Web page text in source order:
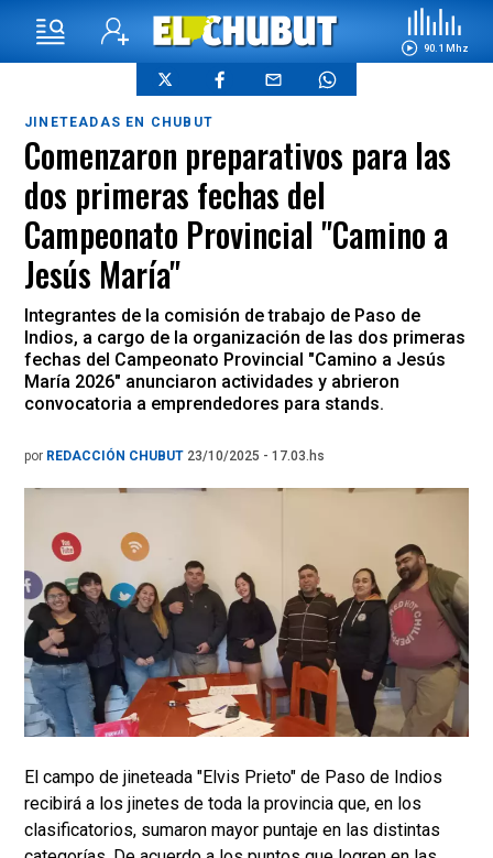
90.1 Mhz
JINETEADAS EN CHUBUT
Comenzaron preparativos para las
dos primeras fechas del
Campeonato Provincial "Camino a
Jesús María"
Integrantes de la comisión de trabajo de Paso de
Indios, a cargo de la organización de las dos primeras
fechas del Campeonato Provincial "Camino a Jesús
María 2026" anunciaron actividades y abrieron
convocatoria a emprendedores para stands.
por REDACCIÓN CHUBUT 23/10/2025 - 17.03.hs
El campo de jineteada "Elvis Prieto" de Paso de Indios
recibirá a los jinetes de toda la provincia que, en los
clasificatorios, sumaron mayor puntaje en las distintas